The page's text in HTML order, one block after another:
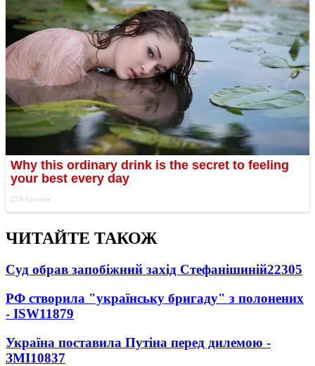
ЧИТАЙТЕ ТАКОЖ
Суд обрав запобіжний захід Стефанішиній22305
РФ створила "українську бригаду" з полонених
- ISW11879
Україна поставила Путіна перед дилемою -
ЗМІ10837